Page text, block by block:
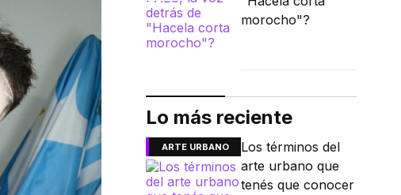
morocho"?
Lo más reciente
ARTE URBANO
Los términos del
arte urbano que
tenés que conocer